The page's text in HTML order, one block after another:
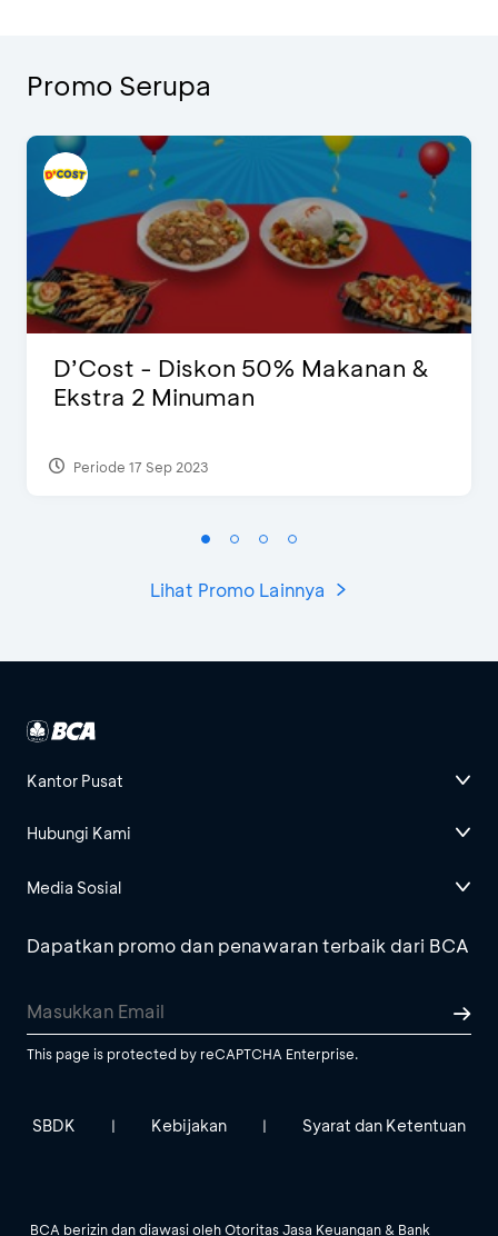
Promo Serupa
D’Cost - Diskon 50% Makanan &
Ekstra 2 Minuman
Periode 17 Sep 2023
Lihat Promo Lainnya
Kantor Pusat
Hubungi Kami
Media Sosial
Dapatkan promo dan penawaran terbaik dari BCA
This page is protected by reCAPTCHA Enterprise.
SBDK | Kebijakan | Syarat dan Ketentuan
BCA berizin dan diawasi oleh Otoritas Jasa Keuangan & Bank